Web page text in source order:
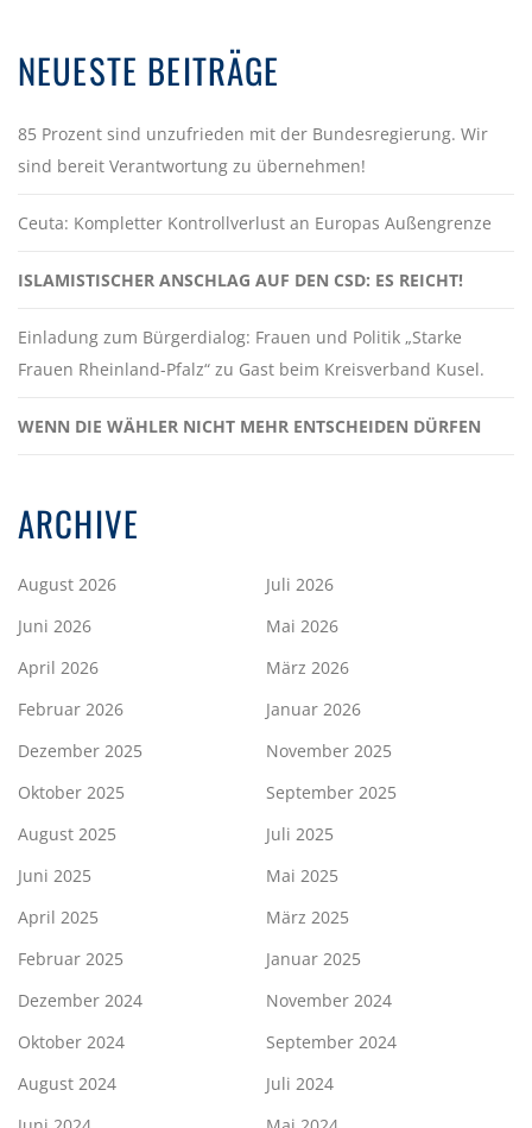
NEUESTE BEITRÄGE
85 Prozent sind unzufrieden mit der Bundesregierung. Wir
sind bereit Verantwortung zu übernehmen!
Ceuta: Kompletter Kontrollverlust an Europas Außengrenze
ISLAMISTISCHER ANSCHLAG AUF DEN CSD: ES REICHT!
Einladung zum Bürgerdialog: Frauen und Politik „Starke
Frauen Rheinland-Pfalz“ zu Gast beim Kreisverband Kusel.
WENN DIE WÄHLER NICHT MEHR ENTSCHEIDEN DÜRFEN
ARCHIVE
August 2026
Juli 2026
Juni 2026
Mai 2026
April 2026
März 2026
Februar 2026
Januar 2026
Dezember 2025
November 2025
Oktober 2025
September 2025
August 2025
Juli 2025
Juni 2025
Mai 2025
April 2025
März 2025
Februar 2025
Januar 2025
Dezember 2024
November 2024
Oktober 2024
September 2024
August 2024
Juli 2024